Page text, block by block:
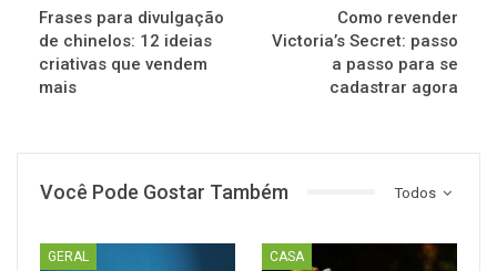
Frases para divulgação
de chinelos: 12 ideias
criativas que vendem
mais
Como revender
Victoria’s Secret: passo
a passo para se
cadastrar agora
Todos
Você Pode Gostar Também
GERAL CASA